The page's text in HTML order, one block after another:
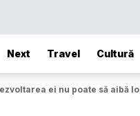
Next Travel Cultură
ei nu poate să aibă